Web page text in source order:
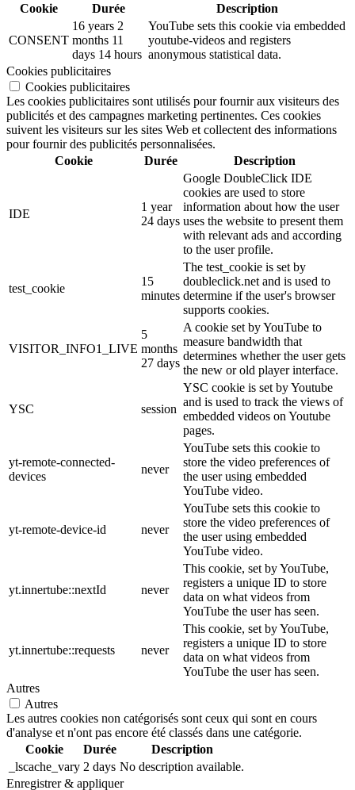
Cookie
Durée Description
CONSENT
16 years 2
months 11
days 14 hours
YouTube sets this cookie via embedded
youtube-videos and registers
anonymous statistical data.
Cookies publicitaires
Cookies publicitaires
Les cookies publicitaires sont utilisés pour fournir aux visiteurs des
publicités et des campagnes marketing pertinentes. Ces cookies
suivent les visiteurs sur les sites Web et collectent des informations
pour fournir des publicités personnalisées.
Cookie
Durée Description
IDE
1 year
24 days
Google DoubleClick IDE
cookies are used to store
information about how the user
uses the website to present them
with relevant ads and according
to the user profile.
test_cookie
15
minutes
The test_cookie is set by
doubleclick.net and is used to
determine if the user's browser
supports cookies.
VISITOR_INFO1_LIVE
5
months
27 days
A cookie set by YouTube to
measure bandwidth that
determines whether the user gets
the new or old player interface.
YSC session
YSC cookie is set by Youtube
and is used to track the views of
embedded videos on Youtube
pages.
yt-remote-connected-
devices
never
YouTube sets this cookie to
store the video preferences of
the user using embedded
YouTube video.
yt-remote-device-id never
YouTube sets this cookie to
store the video preferences of
the user using embedded
YouTube video.
yt.innertube::nextId never
This cookie, set by YouTube,
registers a unique ID to store
data on what videos from
YouTube the user has seen.
yt.innertube::requests never
This cookie, set by YouTube,
registers a unique ID to store
data on what videos from
YouTube the user has seen.
Autres
Autres
Les autres cookies non catégorisés sont ceux qui sont en cours
d'analyse et n'ont pas encore été classés dans une catégorie.
Cookie
Durée
Description
_lscache_vary 2 days No description available.
Enregistrer & appliquer